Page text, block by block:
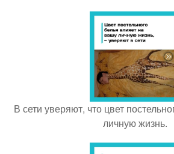
В сети уверяют, что цвет
личную жизнь.